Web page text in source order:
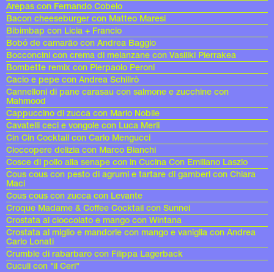
Arepas con Fernando Cobelo
Bacon cheeseburger con Matteo Maresi
Bibimbap con Licia + Francio
Bobó de camarão con Andrea Baggio
Bocconcini con crema di melanzane con Vasiliki Pierrakea
Bombette remix con Pierpaolo Peroni
Cacio e pepe con Andrea Schilirò
Cannelloni di pane carasau con salmone e zucchine con
Mahmood
Cappuccino di zucca con Mario Nobile
Cavatelli ceci e vongole con Luca Merli
Cin Cin Cocktail con Carlo Mengucci
Cioccopere delizia con Marco Bianchi
Cosce di pollo alla senape con in Cucina Con Emiliano Laszlo
Cous cous con pesto di agrumi e tartare di gamberi con Chiara
Maci
Cous cous con zucca con Levante
Croque Madame & Coffee Cocktail con Sunnei
Crostata al cioccolato e mango con Wintana
Crostata al miglio e mandorle con mango e vaniglia con Andrea
Carlo Lonati
Crumble di rabarbaro con Filippa Lagerback
Cuculi con "il Ceri"